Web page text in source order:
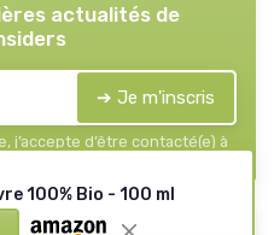
actualités de
➔ Je m'inscris
j’accepte d’être contacté(e) à
Insiders et ses partenaires.
100% Bio - 100 ml